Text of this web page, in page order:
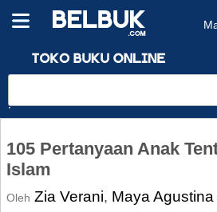
105 Pertanyaan Anak
Islam
Oleh Zia Verani, Maya Agustina